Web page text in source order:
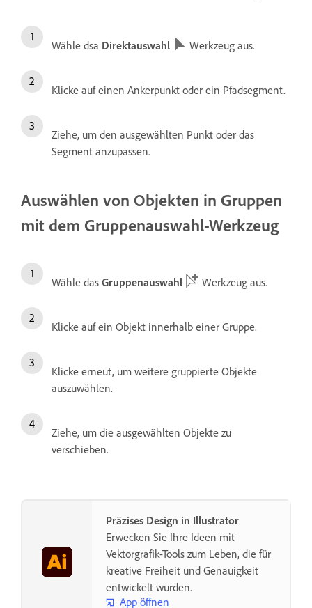
Wähle dsa Direktauswahl Werkzeug aus.
Klicke auf einen Ankerpunkt oder ein Pfadsegment.
Ziehe, um den ausgewählten Punkt oder das
Segment anzupassen.
Auswählen von Objekten in Gruppen
mit dem Gruppenauswahl-Werkzeug
Wähle das Gruppenauswahl Werkzeug aus.
Klicke auf ein Objekt innerhalb einer Gruppe.
Klicke erneut, um weitere gruppierte Objekte
auszuwählen.
Ziehe, um die ausgewählten Objekte zu
verschieben.
Präzises Design in Illustrator
Erwecken Sie Ihre Ideen mit
Vektorgrafik-Tools zum Leben, die für
kreative Freiheit und Genauigkeit
entwickelt wurden.
App öffnen